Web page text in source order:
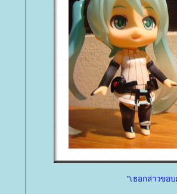
"เธอกล่าวขอ